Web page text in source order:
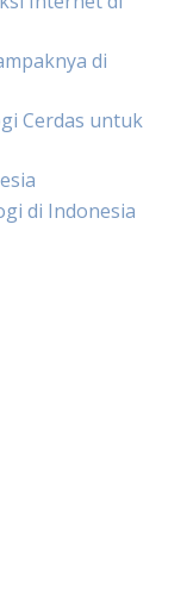
di
Cerdas untuk
di Indonesia